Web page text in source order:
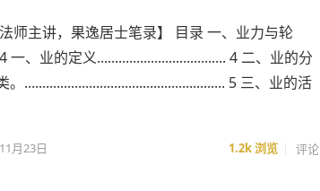
师主讲，果逸居士笔录】 目录 一、业力与轮
一、业的定义.................................... 4 二、业的分
........................................................ 5 三、业的活
月23日 1.2k浏览 评论